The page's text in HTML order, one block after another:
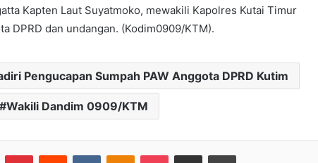
Kapten Laut Suyatmoko, mewakili Kapolres Kutai Timur
DPRD dan undangan. (Kodim0909/KTM).
Pengucapan Sumpah PAW Anggota DPRD Kutim
Wakili Dandim 0909/KTM